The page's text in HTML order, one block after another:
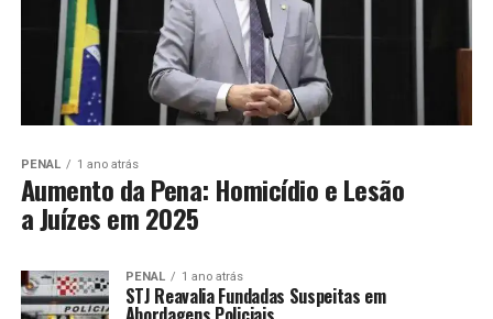
PENAL 1 ano atrás
Aumento da Pena: Homicídio e Lesão
a Juízes em 2025
PENAL 1 ano atrás
STJ Reavalia Fundadas Suspeitas em